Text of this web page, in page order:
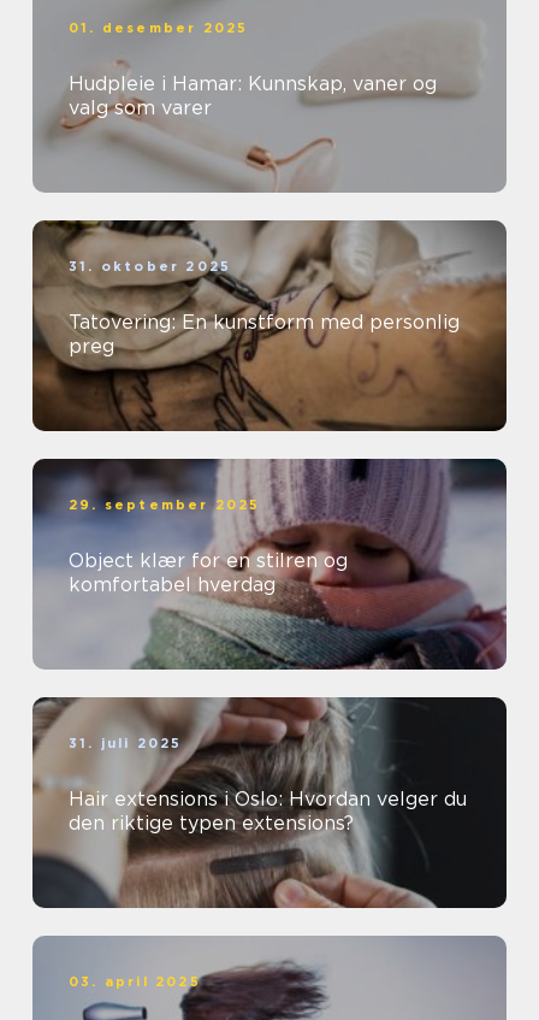
01. desember 2025
Hudpleie i Hamar: Kunnskap, vaner og
valg som varer
31. oktober 2025
Tatovering: En kunstform med personlig
preg
29. september 2025
Object klær for en stilren og
komfortabel hverdag
31. juli 2025
Hair extensions i Oslo: Hvordan velger du
den riktige typen extensions?
03. april 2025